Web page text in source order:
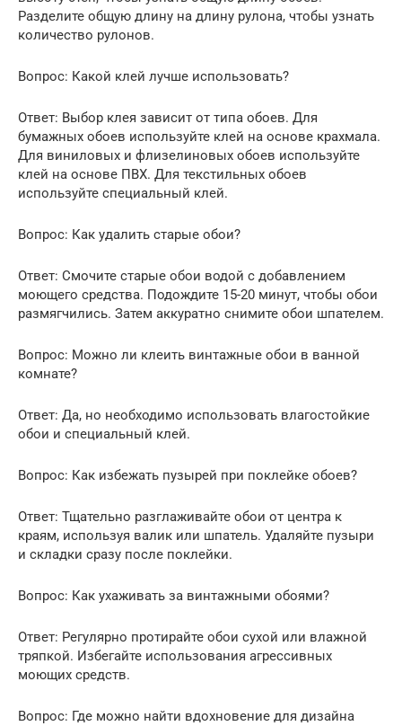
Разделите общую длину на длину рулона, чтобы узнать
количество рулонов.
Вопрос: Какой клей лучше использовать?
Ответ: Выбор клея зависит от типа обоев. Для
бумажных обоев используйте клей на основе крахмала.
Для виниловых и флизелиновых обоев используйте
клей на основе ПВХ. Для текстильных обоев
используйте специальный клей.
Вопрос: Как удалить старые обои?
Ответ: Смочите старые обои водой с добавлением
моющего средства. Подождите 15-20 минут, чтобы обои
размягчились. Затем аккуратно снимите обои шпателем.
Вопрос: Можно ли клеить винтажные обои в ванной
комнате?
Ответ: Да, но необходимо использовать влагостойкие
обои и специальный клей.
Вопрос: Как избежать пузырей при поклейке обоев?
Ответ: Тщательно разглаживайте обои от центра к
краям, используя валик или шпатель. Удаляйте пузыри
и складки сразу после поклейки.
Вопрос: Как ухаживать за винтажными обоями?
Ответ: Регулярно протирайте обои сухой или влажной
тряпкой. Избегайте использования агрессивных
моющих средств.
Вопрос: Где можно найти вдохновение для дизайна